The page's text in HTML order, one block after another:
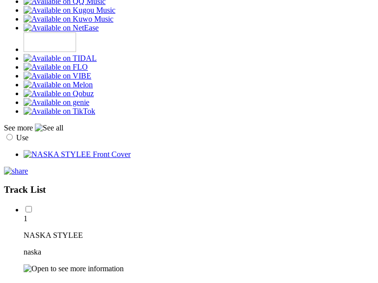
See more
Use
Track List
1
NASKA STYLEE
naska